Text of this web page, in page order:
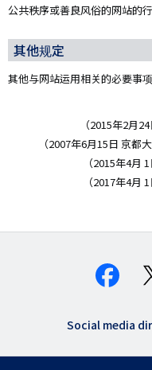
公共秩序或善良风俗的网站的
其他规定
其他与网站运用相关的必要事
（2015年2月
（2007年6月15日 京都
（2015年4月
（2017年4月
Social media